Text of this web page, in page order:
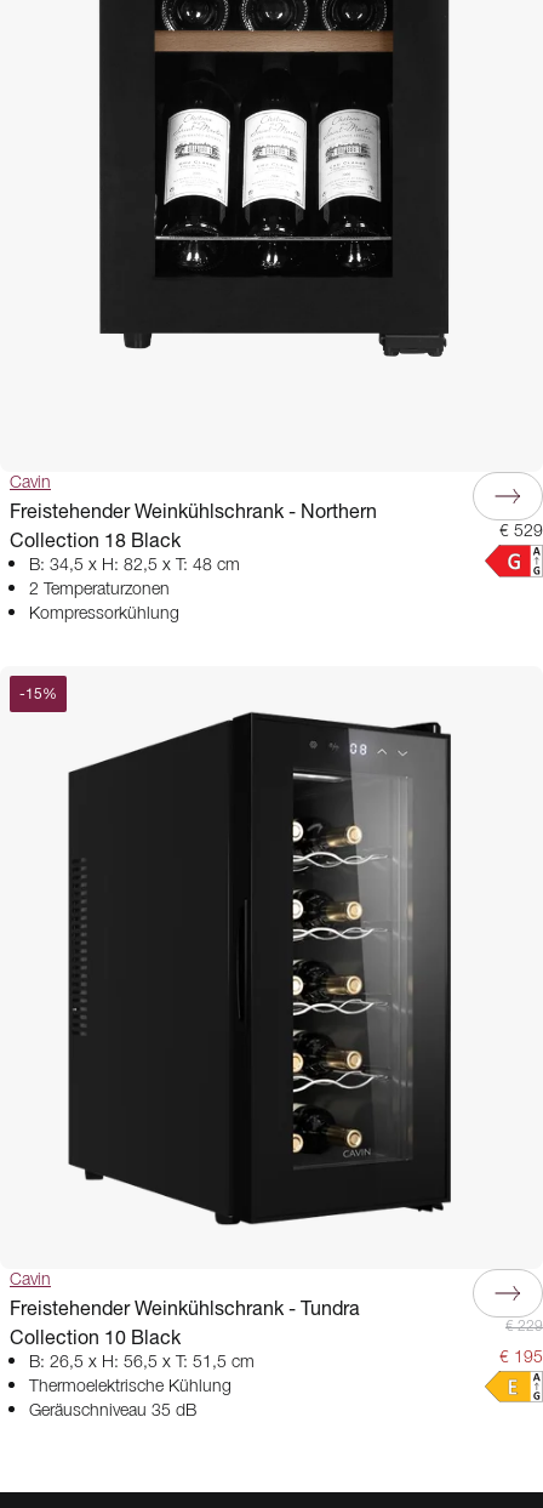
Cavin
Freistehender Weinkühlschrank - Northern
Collection 18 Black
B: 34,5 x H: 82,5 x T: 48 cm
2 Temperaturzonen
Kompressorkühlung
€ 529
-15%
Cavin
Freistehender Weinkühlschrank - Tundra
Collection 10 Black
B: 26,5 x H: 56,5 x T: 51,5 cm
Thermoelektrische Kühlung
Geräuschniveau 35 dB
€ 229
€ 195